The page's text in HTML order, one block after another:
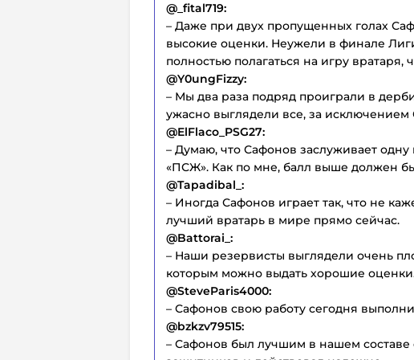
@_fital719:
– Даже при двух пропущенных голах
высокие оценки. Неужели в финале
полностью полагаться на игру вратаря,
@Y0ungFizzy:
– Мы два раза подряд проиграли в
ужасно выглядели все, за исключением
@ElFlaco_PSG27:
– Думаю, что Сафонов заслуживает
«ПСЖ». Как по мне, балл выше должен
@Tapadibal_:
– Иногда Сафонов играет так, что не
лучший вратарь в мире прямо сейчас.
@Battorai_:
– Наши резервисты выглядели очень
которым можно выдать хорошие
@SteveParis4000:
– Сафонов свою работу сегодня
@bzkzv79515:
– Сафонов был лучшим в нашем составе